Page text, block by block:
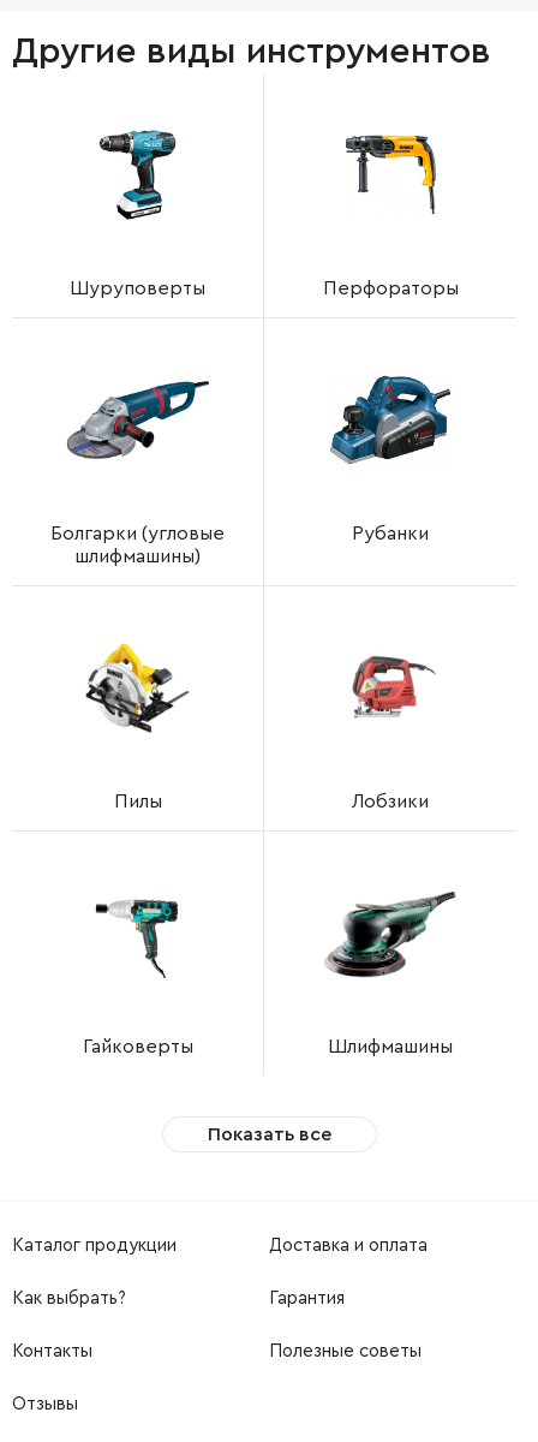
Другие виды инструментов
Шуруповерты Перфораторы
Болгарки (угловые
шлифмашины)
Рубанки
Пилы Лобзики
Гайковерты Шлифмашины
Показать все
Каталог продукции Доставка и оплата
Как выбрать? Гарантия
Контакты Полезные советы
Отзывы